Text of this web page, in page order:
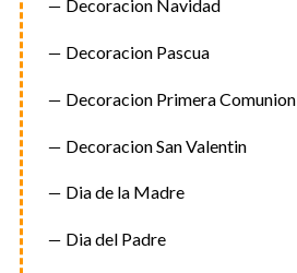
t
r
a
d
a
s
Decoracion Navidad
Decoracion Pascua
Decoracion Primera Comunion
Decoracion San Valentin
Dia de la Madre
Dia del Padre